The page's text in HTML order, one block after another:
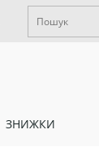
ЗНИЖКИ